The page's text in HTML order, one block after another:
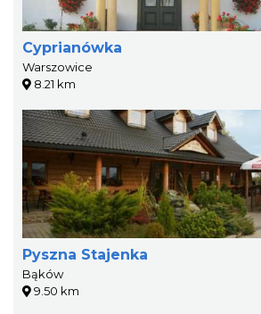
Cyprianówka
Warszowice
8.21 km
Pyszna Stajenka
Bąków
9.50 km